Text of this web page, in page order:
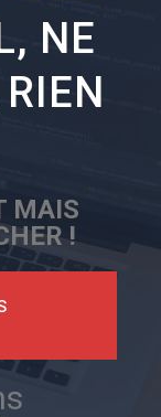
NE
MAIS
!